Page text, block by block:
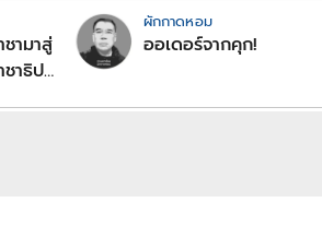
ชามาสู่
าธิป
ผักกาดหอม
ออเดอร์จากคุก!